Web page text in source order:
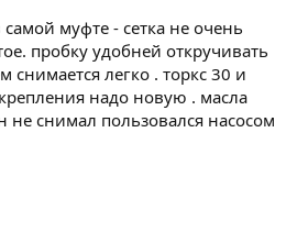
муфте - сетка не очень
пробку удобней откручивать
снимается легко . торкс 30 и
надо новую . масла
не снимал пользовался насосом